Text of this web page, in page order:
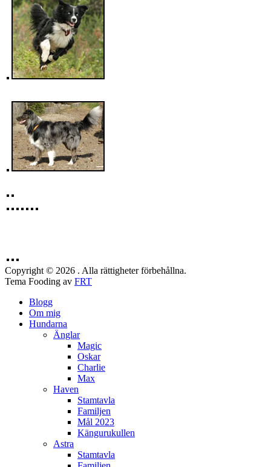
Copyright © 2026 . Alla rättigheter förbehållna.
Tema Fooding av FRT
Blogg
Om mig
Hundarna
Änglar
Magic
Oskar
Charlie
Max
Haven
Stamtavla
Familjen
Mål 2023
Kängurukullen
Astra
Stamtavla